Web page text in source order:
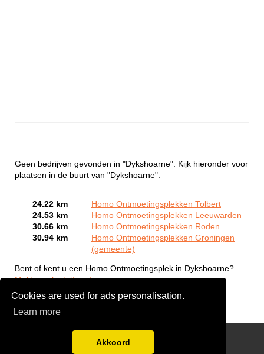
Cookies are used for ads personalisation.
Learn more
Akkoord
Geen bedrijven gevonden in "Dykshoarne". Kijk hieronder voor
plaatsen in de buurt van "Dykshoarne".
24.22 km
Homo Ontmoetingsplekken Tolbert
24.53 km
Homo Ontmoetingsplekken Leeuwarden
30.66 km
Homo Ontmoetingsplekken Roden
30.94 km
Homo Ontmoetingsplekken Groningen
(gemeente)
Bent of kent u een Homo Ontmoetingsplek in Dykshoarne?
Meld een bedrijf gratis aan